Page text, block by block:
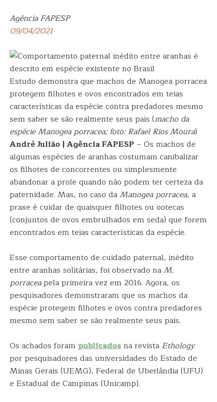
Agência FAPESP
09/04/2021
Estudo demonstra que machos de Manogea porracea
protegem filhotes e ovos encontrados em teias
características da espécie contra predadores mesmo
sem saber se são realmente seus pais (macho da
espécie Manogea porracea; foto: Rafael Rios Moura)
André Julião | Agência FAPESP – Os machos de
algumas espécies de aranhas costumam canibalizar
os filhotes de concorrentes ou simplesmente
abandonar a prole quando não podem ter certeza da
paternidade. Mas, no caso daManogea porracea, a
praxe é cuidar de quaisquer filhotes ou ootecas
(conjuntos de ovos embrulhados em seda) que forem
encontrados em teias características da espécie.
Esse comportamento de cuidado paternal, inédito
entre aranhas solitárias, foi observado naM.
porraceapela primeira vez em 2016. Agora, os
pesquisadores demonstraram que os machos da
espécie protegem filhotes e ovos contra predadores
mesmo sem saber se são realmente seus pais.
Os achados foram publicadosna revista Ethology
por pesquisadores das universidades do Estado de
Minas Gerais (UEMG), Federal de Uberlândia (UFU)
e Estadual de Campinas (Unicamp).